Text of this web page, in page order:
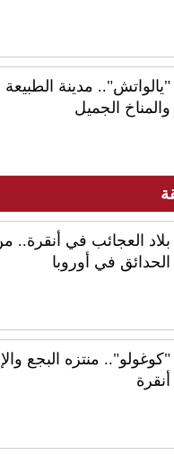
"يالواتش".. مدينة الطبيعة
والمناخ الجميل
بلاد العجائب في أنقرة..
الحدائق في أوروبا
"كوغولو".. منتزه البجع
أنقرة